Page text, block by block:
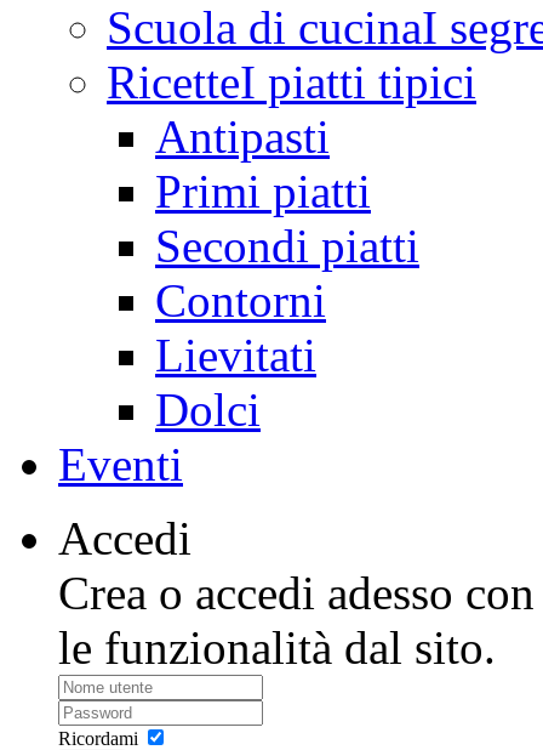
Scuola di cucinaI
RicetteI piatti tipici
Antipasti
Primi piatti
Secondi piatti
Contorni
Lievitati
Dolci
Eventi
Accedi
Crea o accedi adesso
le funzionalità dal sito.
Ricordami